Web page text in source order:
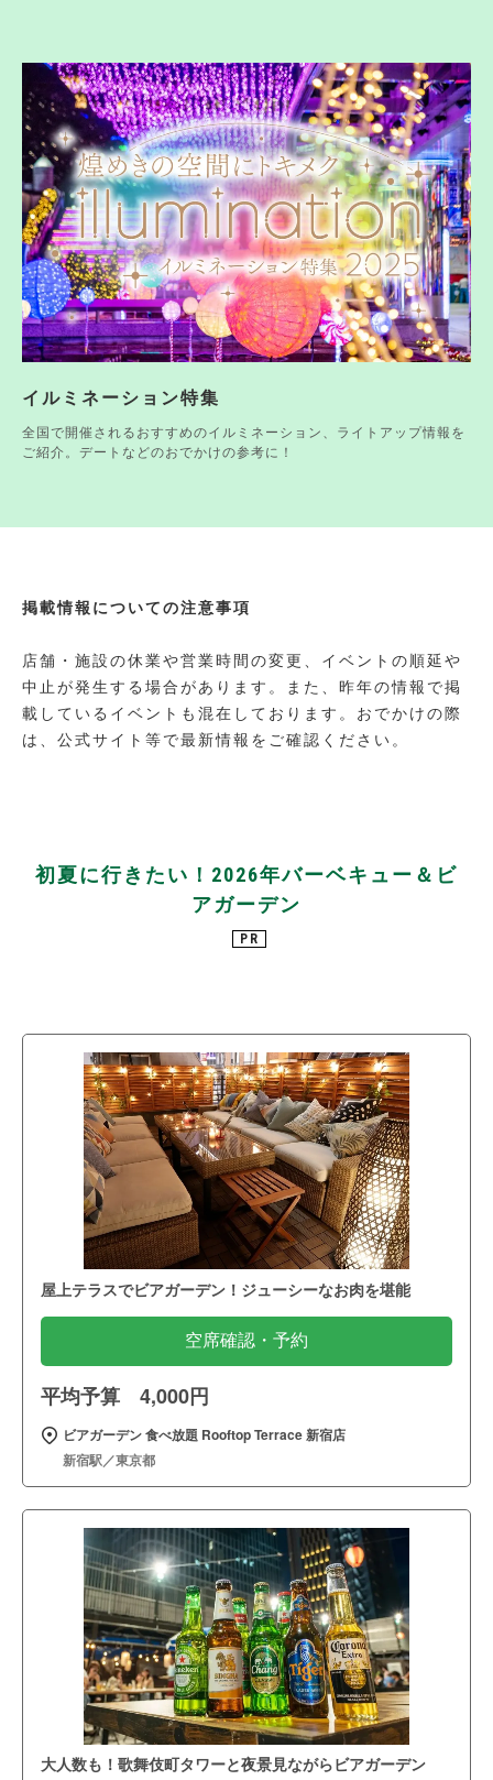
イルミネーション特集
全国で開催されるおすすめのイルミネーション、ライトアップ情報を
ご紹介。デートなどのおでかけの参考に！
掲載情報についての注意事項
店舗・施設の休業や営業時間の変更、イベントの順延や
中止が発生する場合があります。また、昨年の情報で掲
載しているイベントも混在しております。おでかけの際
は、公式サイト等で最新情報をご確認ください。
初夏に行きたい！2026年バーベキュー＆ビ
アガーデン
PR
屋上テラスでビアガーデン！ジューシーなお肉を堪能
空席確認・予約
平均予算 4,000円
ビアガーデン 食べ放題 Rooftop Terrace 新宿店
新宿駅／東京都
大人数も！歌舞伎町タワーと夜景見ながらビアガーデン